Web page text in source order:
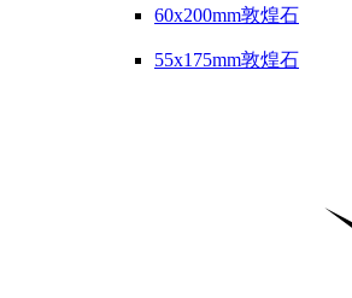
60x200mm敦煌石
55x175mm敦煌石